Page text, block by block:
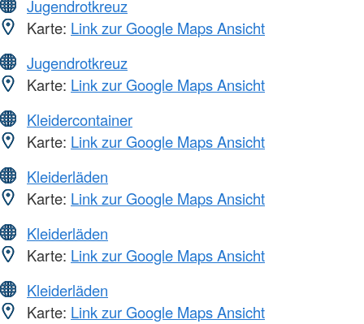
Jugendrotkreuz
Karte: Link zur Google Maps Ansicht
Jugendrotkreuz
Karte: Link zur Google Maps Ansicht
Kleidercontainer
Karte: Link zur Google Maps Ansicht
Kleiderläden
Karte: Link zur Google Maps Ansicht
Kleiderläden
Karte: Link zur Google Maps Ansicht
Kleiderläden
Karte: Link zur Google Maps Ansicht